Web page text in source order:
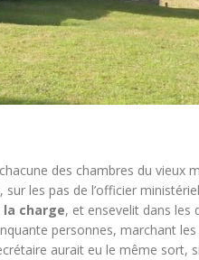
des chambres du vieux
les pas de l’officier
charge, et ensevelit dans les
personnes, marchant
aurait eu le même sort,